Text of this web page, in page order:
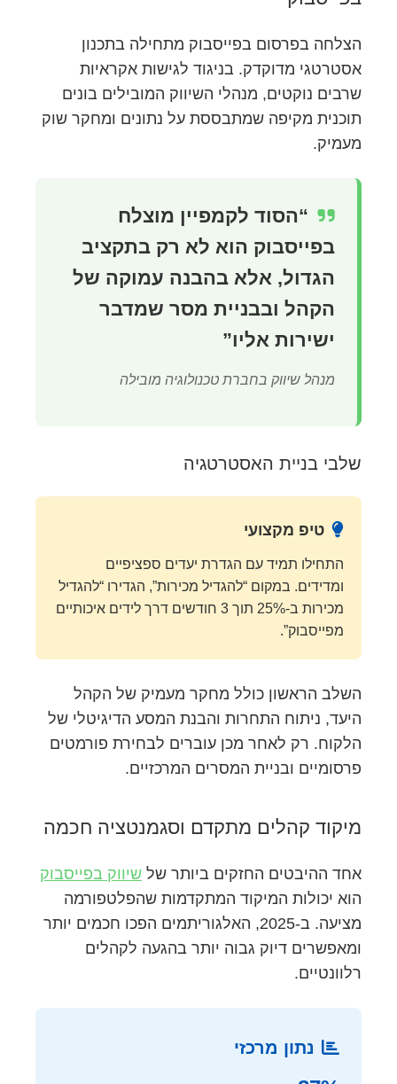
הצלחה בפרסום בפייסבוק מתחילה בתכנון
אסטרטגי מדוקדק. בניגוד לגישות אקראיות
שרבים נוקטים, מנהלי השיווק המובילים בונים
תוכנית מקיפה שמתבססת על נתונים ומחקר שוק
מעמיק.
“הסוד לקמפיין מוצלח
בפייסבוק הוא לא רק בתקציב
הגדול, אלא בהבנה עמוקה של
הקהל ובבניית מסר שמדבר
ישירות אליו”
מנהל שיווק בחברת טכנולוגיה מובילה
שלבי בניית האסטרטגיה
טיפ מקצועי
התחילו תמיד עם הגדרת יעדים ספציפיים
ומדידים. במקום “להגדיל מכירות”, הגדירו “להגדיל
מכירות ב-25% תוך 3 חודשים דרך לידים איכותיים
מפייסבוק”.
השלב הראשון כולל מחקר מעמיק של הקהל
היעד, ניתוח התחרות והבנת המסע הדיגיטלי של
הלקוח. רק לאחר מכן עוברים לבחירת פורמטים
פרסומיים ובניית המסרים המרכזיים.
מיקוד קהלים מתקדם וסגמנטציה חכמה
אחד ההיבטים החזקים ביותר של שיווק בפייסבוק
הוא יכולות המיקוד המתקדמות שהפלטפורמה
מציעה. ב-2025, האלגוריתמים הפכו חכמים יותר
ומאפשרים דיוק גבוה יותר בהגעה לקהלים
רלוונטיים.
נתון מרכזי